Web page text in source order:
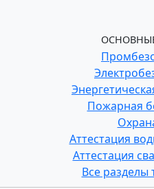
Пожарная
Аттестация
Аттестация
Все разделы